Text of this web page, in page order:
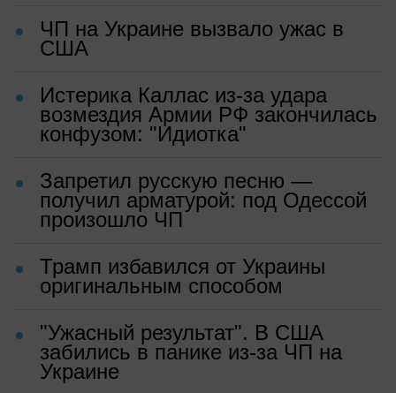
ЧП на Украине вызвало ужас в
США
Истерика Каллас из-за удара
возмездия Армии РФ закончилась
конфузом: "Идиотка"
Запретил русскую песню —
получил арматурой: под Одессой
произошло ЧП
Трамп избавился от Украины
оригинальным способом
"Ужасный результат". В США
забились в панике из-за ЧП на
Украине